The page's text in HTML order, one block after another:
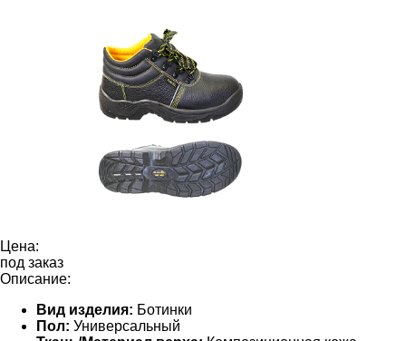
Цена:
под заказ
Описание:
Вид изделия: Ботинки
Пол: Универсальный